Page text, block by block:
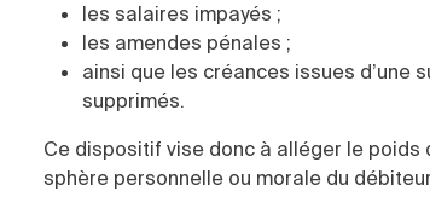
les salaires impayés ;
les amendes pénales ;
ainsi que les créances issues d’une
supprimés.
Ce dispositif vise donc à alléger le
sphère personnelle ou morale du